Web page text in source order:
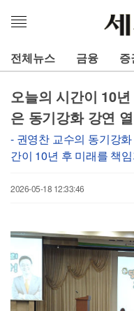
메
열
기
전체뉴스 금융 증
오늘의 시간이 10
은 동기강화 강연
- 권영찬 교수의 동기강
간이 10년 후 미래를 책임
2026-05-18 12:33:46